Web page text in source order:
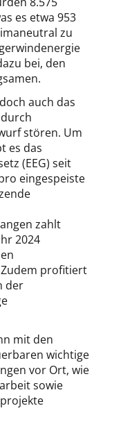
es etwa 953
zu
bei, den
auch das
stören. Um
es das
(EEG) seit
eingespeiste
zahlt
2024
profitiert
der
mit den
wichtige
vor Ort, wie
sowie